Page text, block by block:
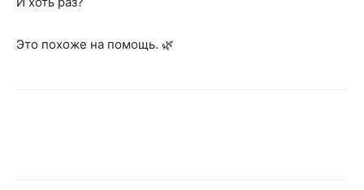
Это похоже на помощь. 🌿